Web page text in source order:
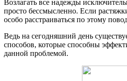
Возлагать все надежды
просто бессмысленно. Если
особо расстраиваться по этому
Ведь на сегодняшний день
способов, которые способны
данной проблемой.